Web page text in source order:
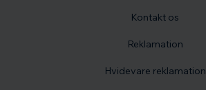
Kontakt os
Reklamation
Hvidevare reklamation